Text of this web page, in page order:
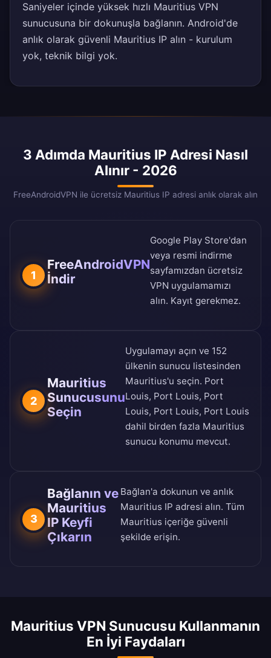
Saniyeler içinde yüksek hızlı Mauritius VPN
sunucusuna bir dokunuşla bağlanın. Android'de
anlık olarak güvenli Mauritius IP alın - kurulum
yok, teknik bilgi yok.
3 Adımda Mauritius IP Adresi Nasıl
Alınır - 2026
FreeAndroidVPN ile ücretsiz Mauritius IP adresi anlık olarak alın
1
FreeAndroidVPN
İndir
Google Play Store'dan
veya resmi indirme
sayfamızdan ücretsiz
VPN uygulamamızı
alın. Kayıt gerekmez.
2
Mauritius
Sunucusunu
Seçin
Uygulamayı açın ve 152
ülkenin sunucu listesinden
Mauritius'u seçin. Port
Louis, Port Louis, Port
Louis, Port Louis, Port Louis
dahil birden fazla Mauritius
sunucu konumu mevcut.
3
Bağlanın ve
Mauritius
IP Keyfi
Çıkarın
Bağlan'a dokunun ve anlık
Mauritius IP adresi alın. Tüm
Mauritius içeriğe güvenli
şekilde erişin.
Mauritius VPN Sunucusu Kullanmanın
En İyi Faydaları